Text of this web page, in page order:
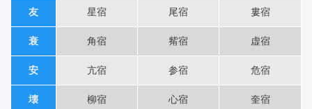
友 星宿 尾宿 婁宿
衰 角宿 觜宿 虚宿
安 亢宿 参宿 危宿
壊 柳宿 心宿 奎宿